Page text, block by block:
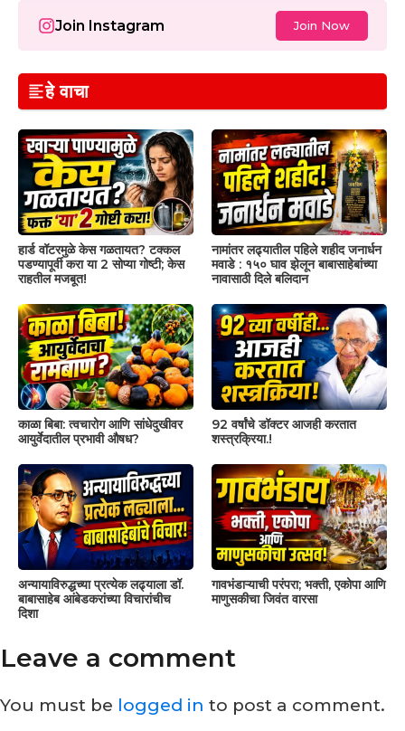
Join Instagram Join Now
हे वाचा
हार्ड वॉटरमुळे केस गळतायत? टक्कल
पडण्यापूर्वी करा या 2 सोप्या गोष्टी; केस
राहतील मजबूत!
नामांतर लढ्यातील पहिले शहीद जनार्धन
मवाडे : १५० घाव झेलून बाबासाहेबांच्या
नावासाठी दिले बलिदान
काळा बिबा: त्वचारोग आणि सांधेदुखीवर
आयुर्वेदातील प्रभावी औषध?
92 वर्षांचे डॉक्टर आजही करतात
शस्त्रक्रिया.!
अन्यायाविरुद्धच्या प्रत्येक लढ्याला डॉ.
बाबासाहेब आंबेडकरांच्या विचारांचीच
दिशा
गावभंडाऱ्याची परंपरा; भक्ती, एकोपा आणि
माणुसकीचा जिवंत वारसा
Leave a comment
You must be logged in to post a comment.